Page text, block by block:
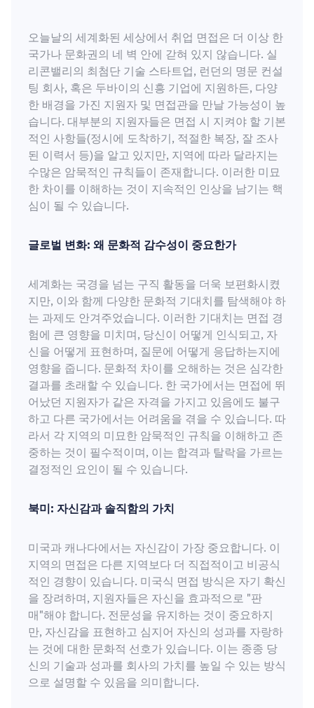
오늘날의 세계화된 세상에서 취업 면접은 더 이상 한
국가나 문화권의 네 벽 안에 갇혀 있지 않습니다. 실
리콘밸리의 최첨단 기술 스타트업, 런던의 명문 컨설
팅 회사, 혹은 두바이의 신흥 기업에 지원하든, 다양
한 배경을 가진 지원자 및 면접관을 만날 가능성이 높
습니다. 대부분의 지원자들은 면접 시 지켜야 할 기본
적인 사항들(정시에 도착하기, 적절한 복장, 잘 조사
된 이력서 등)을 알고 있지만, 지역에 따라 달라지는
수많은 암묵적인 규칙들이 존재합니다. 이러한 미묘
한 차이를 이해하는 것이 지속적인 인상을 남기는 핵
심이 될 수 있습니다.
글로벌 변화: 왜 문화적 감수성이 중요한가
세계화는 국경을 넘는 구직 활동을 더욱 보편화시켰
지만, 이와 함께 다양한 문화적 기대치를 탐색해야 하
는 과제도 안겨주었습니다. 이러한 기대치는 면접 경
험에 큰 영향을 미치며, 당신이 어떻게 인식되고, 자
신을 어떻게 표현하며, 질문에 어떻게 응답하는지에
영향을 줍니다. 문화적 차이를 오해하는 것은 심각한
결과를 초래할 수 있습니다. 한 국가에서는 면접에 뛰
어났던 지원자가 같은 자격을 가지고 있음에도 불구
하고 다른 국가에서는 어려움을 겪을 수 있습니다. 따
라서 각 지역의 미묘한 암묵적인 규칙을 이해하고 존
중하는 것이 필수적이며, 이는 합격과 탈락을 가르는
결정적인 요인이 될 수 있습니다.
북미: 자신감과 솔직함의 가치
미국과 캐나다에서는 자신감이 가장 중요합니다. 이
지역의 면접은 다른 지역보다 더 직접적이고 비공식
적인 경향이 있습니다. 미국식 면접 방식은 자기 확신
을 장려하며, 지원자들은 자신을 효과적으로 "판
매"해야 합니다. 전문성을 유지하는 것이 중요하지
만, 자신감을 표현하고 심지어 자신의 성과를 자랑하
는 것에 대한 문화적 선호가 있습니다. 이는 종종 당
신의 기술과 성과를 회사의 가치를 높일 수 있는 방식
으로 설명할 수 있음을 의미합니다.